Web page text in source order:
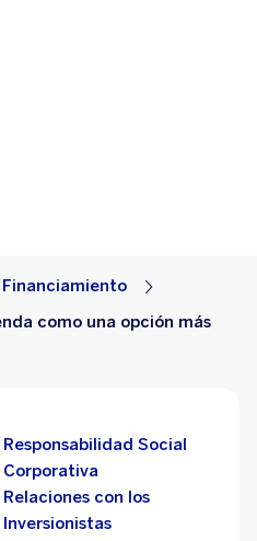
Financiamiento
como una opción más
Responsabilidad Social
Corporativa
Relaciones con los
Inversionistas